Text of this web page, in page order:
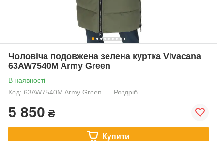
Чоловіча подовжена зелена куртка Vivacana
63AW7540M Army Green
В наявності
Код: 63AW7540M Army Green
Роздріб
5 850 ₴
Купити